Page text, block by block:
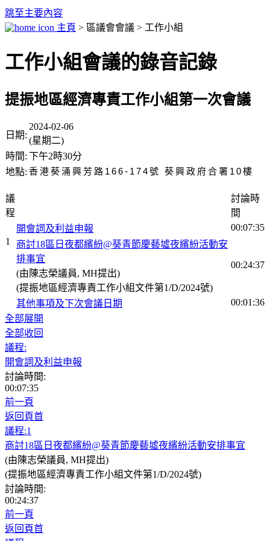
跳至主要內容
主頁 > 區議會會議 > 工作小組
工作小組會議的錄音記錄
提振地區經濟專責工作小組第一次會議
日期:
2024-02-06
(星期二)
時間: 下午2時30分
地點: 香港葵涌興芳路166-174號 葵興政府合署10樓
議
程
討論時
間
開會詞及利益申報
00:07:35
1
商討18區日夜都繽紛@葵青節慶藝墟夜繽紛活動安
排事宜
(由陳志榮議員, MH提出)
(提振地區經濟專責工作小組文件第1/D/2024號)
00:24:37
其他事項及下次會議日期
00:01:36
全部展開
全部收回
議程:
開會詞及利益申報
討論時間:
00:07:35
前一頁
返回頁首
議程:1
商討18區日夜都繽紛@葵青節慶藝墟夜繽紛活動安排事宜
(由陳志榮議員, MH提出)
(提振地區經濟專責工作小組文件第1/D/2024號)
討論時間:
00:24:37
前一頁
返回頁首